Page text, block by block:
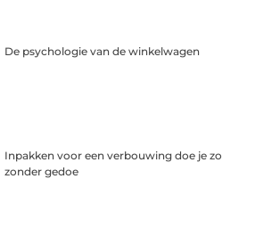
De psychologie van de winkelwagen
Inpakken voor een verbouwing doe je zo
zonder gedoe